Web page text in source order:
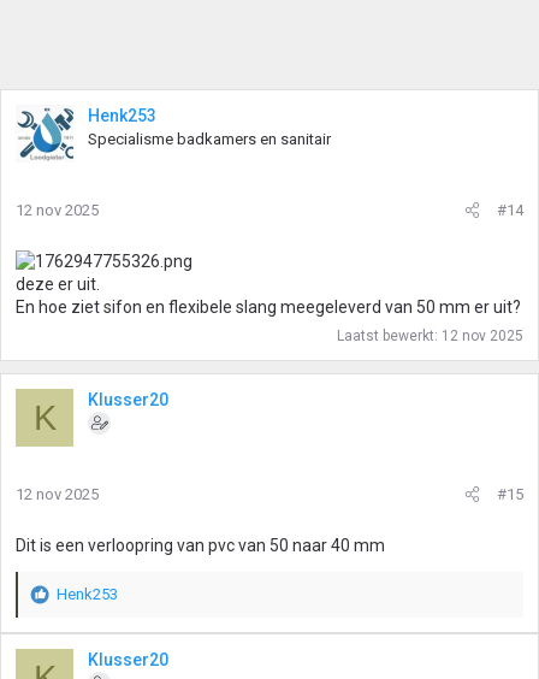
Henk253
Specialisme badkamers en sanitair
12 nov 2025 #14
deze er uit.
En hoe ziet sifon en flexibele slang meegeleverd van 50 mm er uit?
Laatst bewerkt: 12 nov 2025
K Klusser20
12 nov 2025 #15
Dit is een verloopring van pvc van 50 naar 40 mm
W
a
Henk253
Klusser20